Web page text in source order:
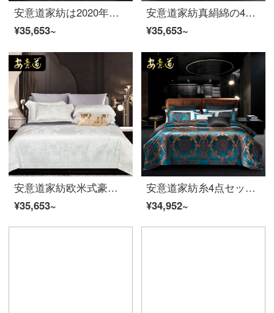
安意道家紡は2020年に欧米式22 m全裸でシルクの4点セットの別荘糸スケート糸桑蚕糸氷糸ベッド用品1.5 m-2 mベッドレイ.茵密語2.0 mベッドを発売しました。
¥35,653~
安意道家紡真絹綿の4点セットの新型は簡単で現代の豪華高級別荘のスイートルームのシルクの4点セットの22 m裸の寝具のアンナリース-22 m 1.5 mベッド-4点セットです。
¥35,653~
安意道家紡欧米式豪華な白いシルク四点セットベッド用品豪華な裸で寝た日糸綿花卉シーツカバーセットのケリー瑞納-22 mm 1.5 mベッド（200*230芯に適合）
¥35,653~
安意道家紡糸4点セットの大統領スイートルームの桑蚕糸セットは高級な5つ星ホテルのベッド用品の4点セットの托切羅-4点セットの1.5メートルベッド(200*230芯に適しています)
¥34,952~